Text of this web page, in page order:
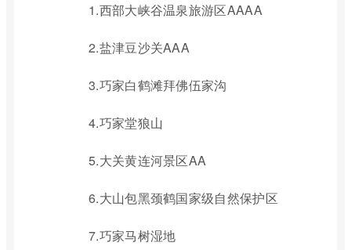
1.西部大峡谷温泉旅游区AAAA
2.盐津豆沙关AAA
3.巧家白鹤滩拜佛伍家沟
4.巧家堂狼山
5.大关黄连河景区AA
6.大山包黑颈鹤国家级自然保护区
7.巧家马树湿地